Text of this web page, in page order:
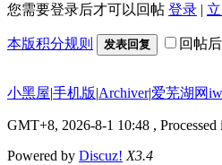
您需要登录后才可以回帖 登录 |
本版积分规则 发表回复 回帖
小黑屋|手机版|Archiver|爱芜湖网
GMT+8, 2026-8-1 10:48 ,
Powered by Discuz! X3.4